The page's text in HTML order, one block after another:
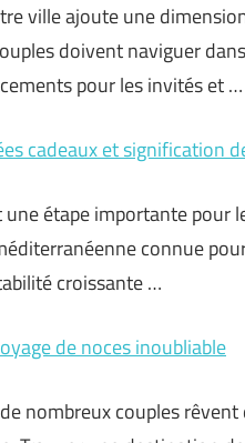
ville ajoute une
doivent naviguer
pour les invités et …
cadeaux et signification
étape importante pour
connue
croissante …
de noces inoubliable
nombreux couples